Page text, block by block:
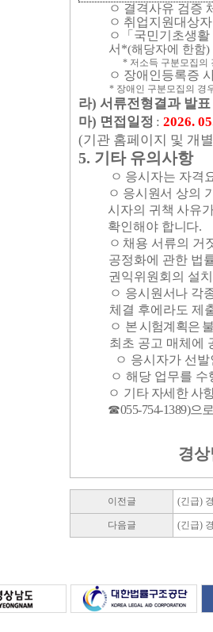
ㅇ 결격사유 검증
ㅇ 취업지원대상
ㅇ
「 국민기초생활
서 *(해당자에 한함)
* 저소득 구분모집의
ㅇ 장애인등록증
* 장애인 구분모집의 경
라) 서류전형결과 발표
마) 면접일정 : 2026.
(기관 홈페이지 및 개
5. 기타 유의사항
ㅇ 응시자는 자격
ㅇ 응시원서 상의
시자의 귀책 사유
확인해야 합니다.
ㅇ 채용 서류의 거
공정화에 관한 법
권익위원회의 설
ㅇ 응시원서나 각
체결 후에라도 제
ㅇ 본 시험계획은
최초 공고 매체에
ㅇ 응시자가 선
ㅇ 해당 업무를
ㅇ 기타 자세한 사
☎055-754-1389)으
경
이전글 (긴급)
다음글 (긴급)